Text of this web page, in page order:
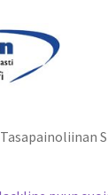
Tasapainoliinan